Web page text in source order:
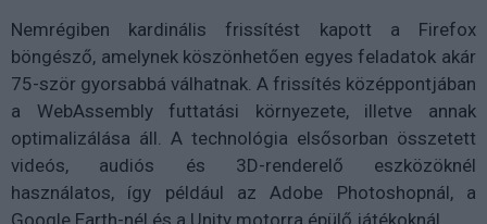
Nemrégiben kardinális frissítést kapott a Firefox
böngésző, amelynek köszönhetően egyes feladatok akár
75-ször gyorsabbá válhatnak. A frissítés középpontjában
a WebAssembly futtatási környezete, illetve annak
optimalizálása áll. A technológia elsősorban összetett
videós, audiós és 3D-renderelő eszközöknél
használatos, így például az Adobe Photoshopnál, a
Google Earth-nél és a Unity motorra épülő játékoknál.